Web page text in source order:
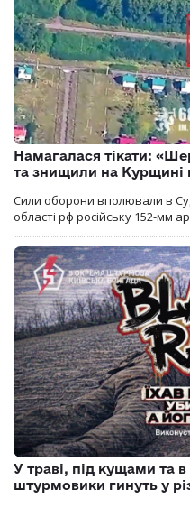
Намагалася тікати:
та знищили на
Сили оборони вполювали в
області рф російську 152-мм
У траві, під кущами та
штурмовики гинуть у